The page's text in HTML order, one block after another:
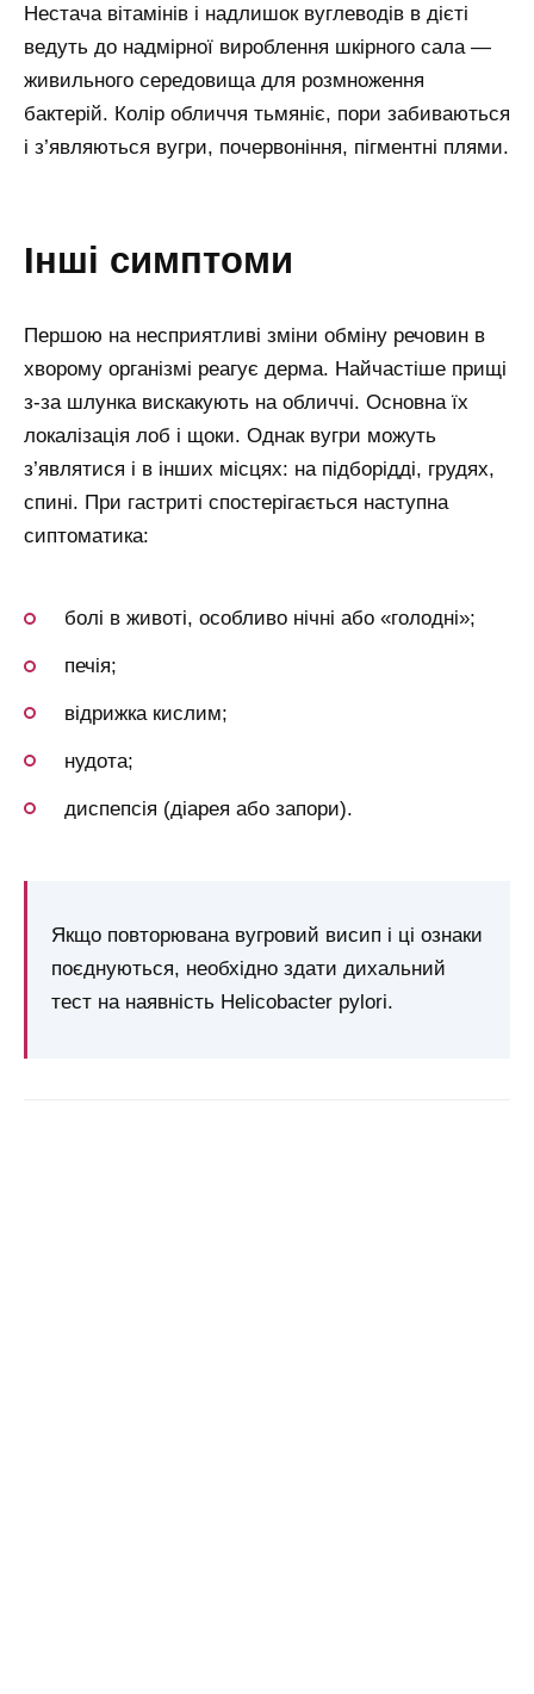
Нестача вітамінів і надлишок вуглеводів в дієті
ведуть до надмірної вироблення шкірного сала —
живильного середовища для розмноження
бактерій. Колір обличчя тьмяніє, пори забиваються
і з’являються вугри, почервоніння, пігментні плями.
інші симптоми
Першою на несприятливі зміни обміну речовин в
хворому організмі реагує дерма. Найчастіше прищі
з-за шлунка вискакують на обличчі. Основна їх
локалізація лоб і щоки. Однак вугри можуть
з’являтися і в інших місцях: на підборідді, грудях,
спині. При гастриті спостерігається наступна
сиптоматика:
болі в животі, особливо нічні або «голодні»;
печія;
відрижка кислим;
нудота;
диспепсія (діарея або запори).
Якщо повторювана вугровий висип і ці ознаки
поєднуються, необхідно здати дихальний
тест на наявність Helicobacter pylori.